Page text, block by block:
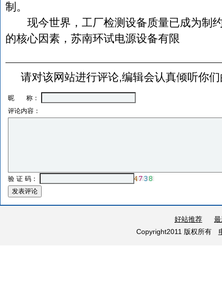
制。
现今世界，工厂检测设备质量已成为制
的核心因素，苏南环试电源设备有限
请对该网站进行评论,编辑会认真倾听你
昵 称：
评论内容：
验 证 码：
好站推荐
Copyright2011 版权所有